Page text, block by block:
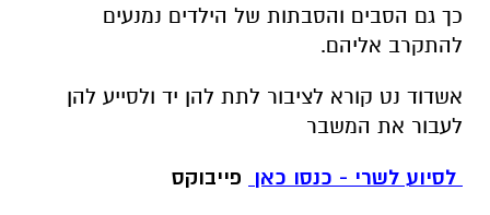
כך גם הסבים והסבתות של הילדים נמנעים
להתקרב אליהם.
אשדוד נט קורא לציבור לתת להן יד ולסייע להן
לעבור את המשבר
לסיוע לשרי - כנסו כאן פייבוקס